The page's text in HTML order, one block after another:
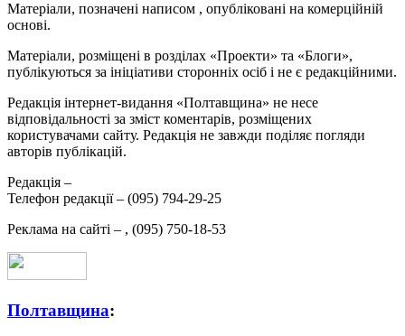
Матеріали, позначені написом , опубліковані на комерційній
основі.
Матеріали, розміщені в розділах «Проекти» та «Блоги»,
публікуються за ініціативи сторонніх осіб і не є редакційними.
Редакція інтернет-видання «Полтавщина» не несе
відповідальності за зміст коментарів, розміщених
користувачами сайту. Редакція не завжди поділяє погляди
авторів публікацій.
Редакція –
Телефон редакції – (095) 794-29-25
Реклама на сайті – , (095) 750-18-53
Полтавщина: